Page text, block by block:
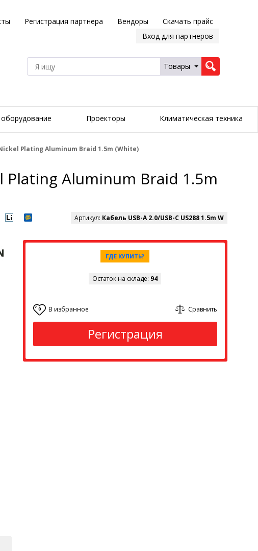
Регистрация партнера Вендоры
Скачать прайс
Вход для партнеров
Товары
Проекторы Климатическая техника
Nickel Plating Aluminum Braid 1.5m (White)
Plating Aluminum Braid 1.5m
Артикул: Кабель USB-A 2.0/USB-C US288 1.5m W
ГДЕ КУПИТЬ?
Остаток на складе: 94
0 В избранное Сравнить
Регистрация